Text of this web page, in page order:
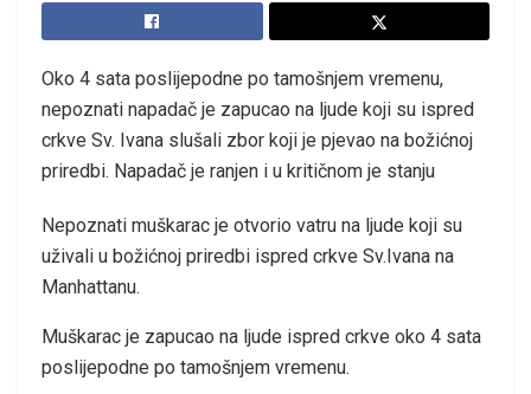
Oko 4 sata poslijepodne po tamošnjem vremenu,
nepoznati napadač je zapucao na ljude koji su ispred
crkve Sv. Ivana slušali zbor koji je pjevao na božićnoj
priredbi. Napadač je ranjen i u kritičnom je stanju
Nepoznati muškarac je otvorio vatru na ljude koji su
uživali u božićnoj priredbi ispred crkve Sv.Ivana na
Manhattanu.
Muškarac je zapucao na ljude ispred crkve oko 4 sata
poslijepodne po tamošnjem vremenu.